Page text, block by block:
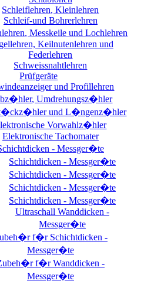
Schleiflehren, Kleinlehren
Schleif-und Bohrerlehren
Messkeile und Lochlehren
Keilnutenlehren und
Federlehren
Schweissnahtlehren
Prüfgeräte
und Profillehren
Umdrehungsz�hler
und L�ngenz�hler
Vorwahlz�hler
Elektronische Tachomater
- Messger�te
Schichtdicken - Messger�te
Schichtdicken - Messger�te
Schichtdicken - Messger�te
Schichtdicken - Messger�te
Ultraschall Wanddicken -
Messger�te
f�r Schichtdicken -
Messger�te
f�r Wanddicken -
Messger�te